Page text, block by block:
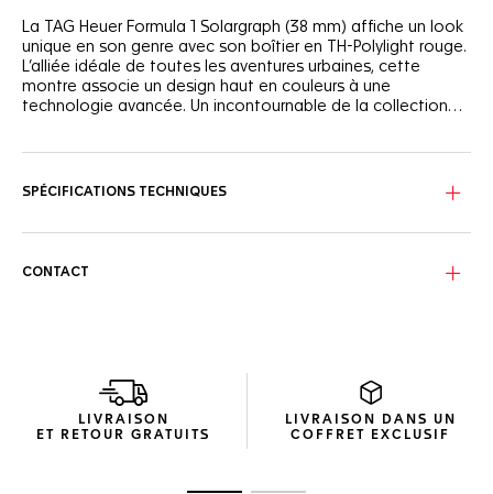
La TAG Heuer Formula 1 Solargraph (38 mm) affiche un look
unique en son genre avec son boîtier en TH-Polylight rouge.
L’alliée idéale de toutes les aventures urbaines, cette
montre associe un design haut en couleurs à une
technologie avancée. Un incontournable de la collection
et index laqués noirs, revêtus de Super-LumiNova®, se
d’un bracelet en caoutchouc assorti, à la fois flexible et
naturelle et artificielle. Grâce à sa grande autonomie, elle
est un compagnon fiable en toutes circonstances.
SPÉCIFICATIONS TECHNIQUES
CONTACT
LIVRAISON
ET RETOUR GRATUITS
LIVRAISON DANS UN
COFFRET EXCLUSIF